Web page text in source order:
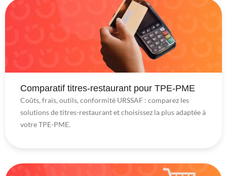
Comparatif titres-restaurant pour TPE-PME
Coûts, frais, outils, conformité URSSAF : comparez les
solutions de titres-restaurant et choisissez la plus adaptée à
votre TPE-PME.